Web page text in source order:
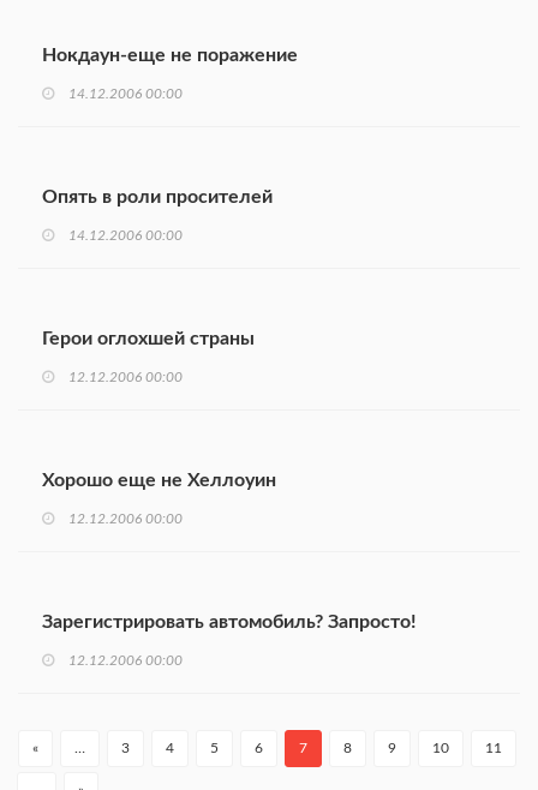
Нокдаун-еще не поражение
14.12.2006 00:00
Опять в роли просителей
14.12.2006 00:00
Герои оглохшей страны
12.12.2006 00:00
Хорошо еще не Хеллоуин
12.12.2006 00:00
Зарегистрировать автомобиль? Запросто!
12.12.2006 00:00
« 3 4 5 6 7 8 9 10 11